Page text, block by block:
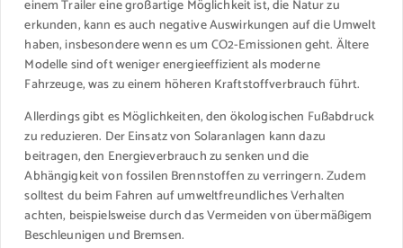
einem Trailer eine großartige Möglichkeit ist, die Natur zu
erkunden, kann es auch negative Auswirkungen auf die Umwelt
haben, insbesondere wenn es um CO2-Emissionen geht. Ältere
Modelle sind oft weniger energieeffizient als moderne
Fahrzeuge, was zu einem höheren Kraftstoffverbrauch führt.
Allerdings gibt es Möglichkeiten, den ökologischen Fußabdruck
zu reduzieren. Der Einsatz von Solaranlagen kann dazu
beitragen, den Energieverbrauch zu senken und die
Abhängigkeit von fossilen Brennstoffen zu verringern. Zudem
solltest du beim Fahren auf umweltfreundliches Verhalten
achten, beispielsweise durch das Vermeiden von übermäßigem
Beschleunigen und Bremsen.